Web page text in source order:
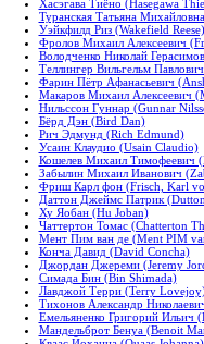
Хасэгава Тиёно (Hasegawa
Туранская Татьяна
Уэйкфилд Риз (Wakefield Reese)
Фролов Михаил Алексеевич
Володченко Николай
Теллингер Вильгельм
Фарин Пётр Афанасьевич
Макаров Михаил Алексеевич
Нильссон Гуннар (Gunnar
Бёрд Дэн (Bird Dan)
Рич Эдмунд (Rich Edmund)
Усаин Клаудио (Usain Claudio)
Кошелев Михаил Тимофеевич
Забылин Михаил Иванович
Фриш Карл фон (Frisch, Karl
Даттон Джеймс Патрик
Ху Яобан (Hu Joban)
Чаттертон Томас (Chatterton
Мент Пим ван де (Ment PIM
Конча Давид (David Concha)
Джордан Джереми (Jeremy
Симада Бин (Bin Shimada)
Лавджой Терри (Terry
Тихонов Александр
Емельяненко Григорий
Мандельброт Бенуа (Benoit